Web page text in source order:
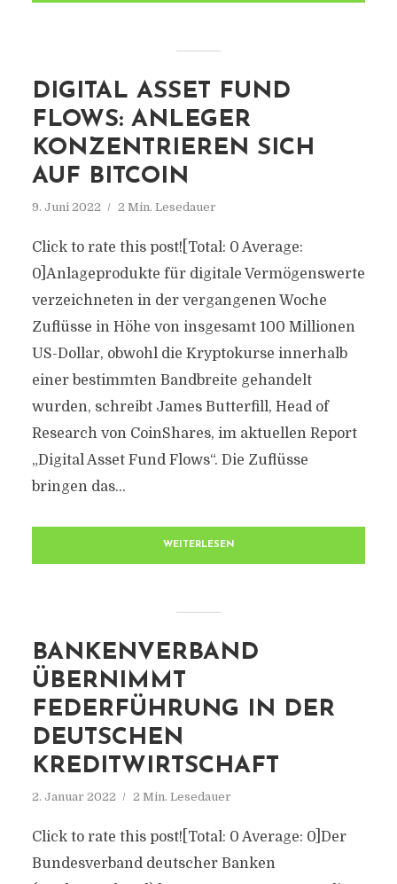
DIGITAL ASSET FUND
FLOWS: ANLEGER
KONZENTRIEREN SICH
AUF BITCOIN
9. Juni 2022 2 Min. Lesedauer
Click to rate this post![Total: 0 Average:
0]Anlageprodukte für digitale Vermögenswerte
verzeichneten in der vergangenen Woche
Zuflüsse in Höhe von insgesamt 100 Millionen
US-Dollar, obwohl die Kryptokurse innerhalb
einer bestimmten Bandbreite gehandelt
wurden, schreibt James Butterfill, Head of
Research von CoinShares, im aktuellen Report
„Digital Asset Fund Flows“. Die Zuflüsse
bringen das...
WEITERLESEN
BANKENVERBAND
ÜBERNIMMT
FEDERFÜHRUNG IN DER
DEUTSCHEN
KREDITWIRTSCHAFT
2. Januar 2022 2 Min. Lesedauer
Click to rate this post![Total: 0 Average: 0]Der
Bundesverband deutscher Banken